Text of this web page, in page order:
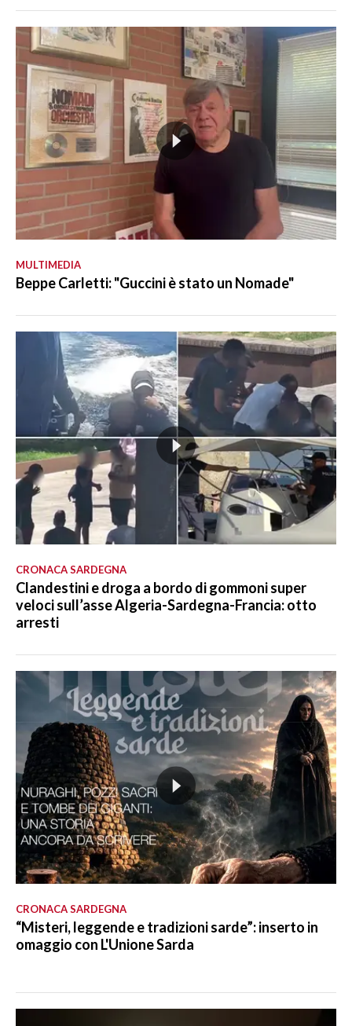
MULTIMEDIA
Beppe Carletti: "Guccini è stato un Nomade"
CRONACA SARDEGNA
Clandestini e droga a bordo di gommoni super
veloci sull’asse Algeria-Sardegna-Francia: otto
arresti
CRONACA SARDEGNA
“Misteri, leggende e tradizioni sarde”: inserto in
omaggio con L'Unione Sarda